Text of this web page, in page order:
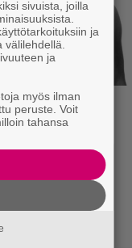
–
sivuista, joilla
ja
ja
myös ilman
peruste. Voit
tahansa